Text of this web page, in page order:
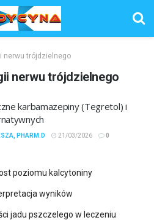
nerwu trójdzielnego
nerwu trójdzielnego
karbamazepiny (Tegretol) i
PHARM.D 21/03/2026 0
poziomu kalcytoniny
wyników
jadu pszczelego w leczeniu